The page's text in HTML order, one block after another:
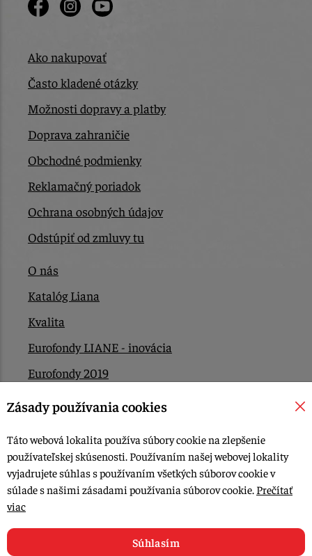
Ako nakupovať
Často kladené otázky
Možnosti dopravy a platby
Doprava zahraničie
Obchodné podmienky
Reklamačný poriadok
Ochrana osobných údajov
Odstúpiť od zmluvy tu
O nás
Katalóg Liana
Kvalita
Eurofondy LIANE - inovácia
Eurofondy 2019
Eurofondy 2022/2023
Kontakt
© 2015-2026, LIANA GOLIAŠ s.r.o. všetky práva vyhradené.
Upraviť nastavenia Cookies
Zásady používania cookies
Táto webová lokalita používa súbory cookie na zlepšenie
používateľskej skúsenosti. Používaním našej webovej lokality
vyjadrujete súhlas s používaním všetkých súborov cookie v
súlade s našimi zásadami používania súborov cookie. Prečítať
viac
Súhlasím